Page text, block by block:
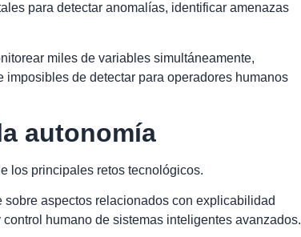
para detectar anomalías, identificar amenazas
miles de variables simultáneamente,
de detectar para operadores humanos
autonomía
los principales retos tecnológicos.
aspectos relacionados con explicabilidad
humano de sistemas inteligentes avanzados.